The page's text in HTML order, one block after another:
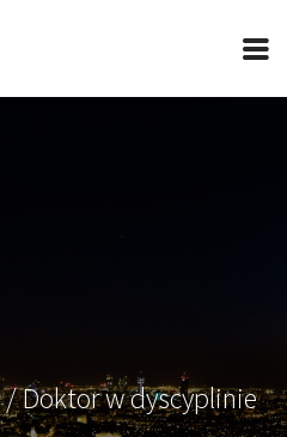
Doktor w dyscyplinie